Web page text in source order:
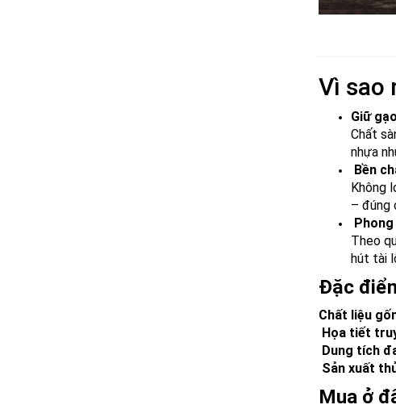
Vì sao
Giữ
Chất
nhựa
Bền
Không
– đúng
Theo
hút tài
Đặc
Chất liệu
Họa tiết
Dung tích
Sản xuất
Mua ở